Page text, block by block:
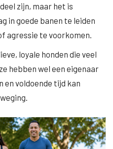
zijn, maar het is
in goede banen te leiden
agressie te voorkomen.
loyale honden die veel
hebben wel een eigenaar
en voldoende tijd kan